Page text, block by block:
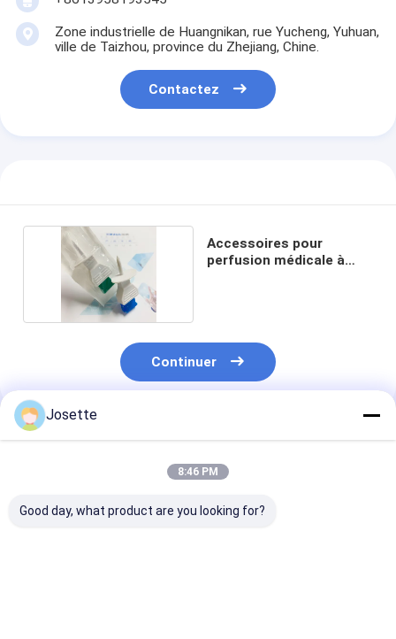
Zone industrielle de Huangnikan, rue Yucheng, Yuhuan,
ville de Taizhou, province du Zhejiang, Chine.
Contactez
Accessoires pour
perfusion médicale à
Continuer
Produits Recommandés
Josette
8:46 PM
Good day, what product are you looking for?